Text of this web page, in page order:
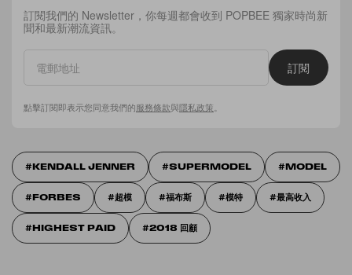
訂閱我們的 Newsletter，你每週都會收到 POPBEE 獨家時尚新
聞和最新潮流資訊。
訂閱
點擊訂閱即表示您同意我們的服務條款與隱私政策
KENDALL JENNER SUPERMODEL MODEL
FORBES 超模 福布斯 模特 最高收入
HIGHEST PAID 2018 回顧